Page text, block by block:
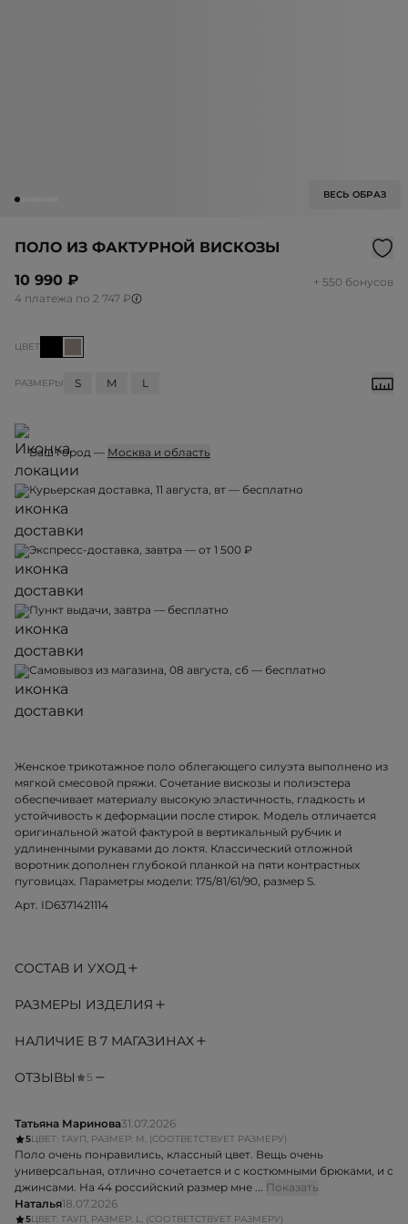
ВЕСЬ ОБРАЗ
ПОЛО ИЗ ФАКТУРНОЙ ВИСКОЗЫ
10 990 ₽
+ 550 бонусов
4 платежа по 2 747 ₽
ЦВЕТ
РАЗМЕРЫ S M L
Ваш город — Москва и область
Курьерская доставка, 11 августа, вт — бесплатно
Экспресс-доставка, завтра — от 1 500 ₽
Пункт выдачи, завтра — бесплатно
Самовывоз из магазина, 08 августа, сб — бесплатно
Женское трикотажное поло облегающего силуэта выполнено из
мягкой смесовой пряжи. Сочетание вискозы и полиэстера
обеспечивает материалу высокую эластичность, гладкость и
устойчивость к деформации после стирок. Модель отличается
оригинальной жатой фактурой в вертикальный рубчик и
удлиненными рукавами до локтя. Классический отложной
воротник дополнен глубокой планкой на пяти контрастных
пуговицах. Параметры модели: 175/81/61/90, размер S.
Арт. ID6371421114
СОСТАВ И УХОД
РАЗМЕРЫ ИЗДЕЛИЯ
НАЛИЧИЕ В 7 МАГАЗИНАХ
ОТЗЫВЫ 5
Татьяна Маринова31.07.2026
5ЦВЕТ: ТАУП, РАЗМЕР: M, (СООТВЕТСТВУЕТ РАЗМЕРУ)
Поло очень понравились, классный цвет. Вещь очень
универсальная, отлично сочетается и с костюмными брюками, и с
джинсами. На 44 российский размер мне ... Показать
Наталья18.07.2026
5ЦВЕТ: ТАУП, РАЗМЕР: L, (СООТВЕТСТВУЕТ РАЗМЕРУ)